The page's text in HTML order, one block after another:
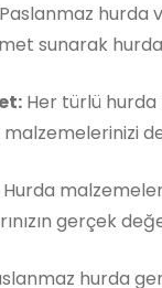
Paslanmaz hurda
sunarak hurda
Her türlü hurda
Hurda
gerçek
hurda